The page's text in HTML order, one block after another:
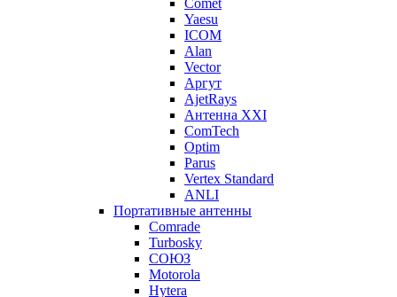
Comet
Yaesu
ICOM
Alan
Vector
Аргут
AjetRays
Антенна XXI
ComTech
Optim
Parus
Vertex Standard
ANLI
Портативные антенны
Comrade
Turbosky
СОЮЗ
Motorola
Hytera